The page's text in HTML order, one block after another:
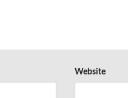
Website